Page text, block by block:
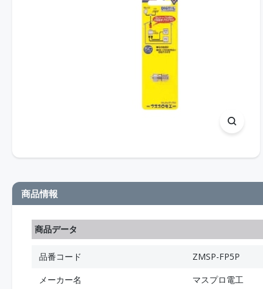
商品情報
商品データ
品番コード
ZMSP-FP5P
メーカー名
マスプロ電工